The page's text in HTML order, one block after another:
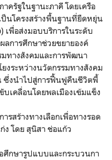
าครัฐในฐานะภาคี โดยเครือ
นโครงสร้างพื้นฐานที่ยืดหยุ่น
เพื่อส่งมอบบริการในระดับ
ลการศึกษาช่วยขยายองค์
ทางสังคมและการพัฒนา
ยงระหว่างนวัตกรรมทางสังคม
ซึ่งนำไปสู่การฟื้นฟูคืนชีวิตพื้
บเคลื่อนโดยพลเมืองเข้มแข็ง
ารสร้างทางเลือกเพื่อทางรอด
ง โดย สุนิสา ช่อแก้ว
ศึกษารูปแบบและกระบวนกา